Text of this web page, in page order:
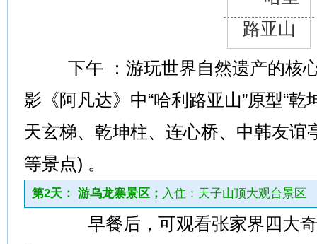
下午 ：游玩世界自然遗产的核
影《阿凡达》中“哈利路亚山”原型“乾
天玄梯、乾坤柱、连心桥、中韩友谊
等景点) 。
第2天： 游乌龙寨景区； 入住：天子山顶大观台景区
早餐后，可观看张家界四大奇